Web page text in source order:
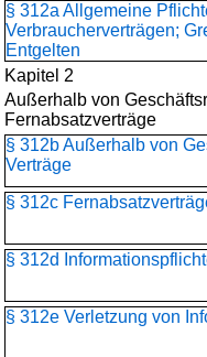
§ 312a Allgemeine
Verbraucherverträgen;
Entgelten
Kapitel 2
Außerhalb von
Fernabsatzverträge
§ 312b Außerhalb von
Verträge
§ 312c
§ 312d
§ 312e Verletzung von